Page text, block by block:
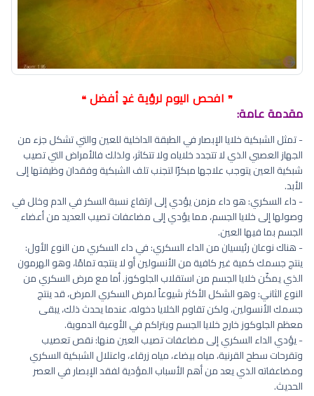
❞ افحص اليوم لرؤية غدٍ أفضل ❝
مقدمة عامة:
- تمثل الشبكية خلايا الإبصار في الطبقة الداخلية للعين والتي تشكل جزء من
الجهاز العصبي الذي لا تتجدد خلاياه ولا تتكاثر، ولذلك فالأمراض التي تصيب
شبكية العين يتوجب علاجها مبكرًا لتجنب تلف الشبكية وفقدان وظيفتها إلى
الأبد.
- داء السكري: هو داء مزمن يؤدي إلى ارتفاع نسبة السكر في الدم وخلل في
وصولها إلى خلايا الجسم، مما يؤدي إلى مضاعفات تصيب العديد من أعضاء
الجسم بما فيها العين.
- هناك نوعان رئيسيان من الداء السكري: في داء السكري من النوع الأول:
ينتج جسمك كمية غير كافية من الأنسولين أو لا ينتجه تمامًا، وهو الهرمون
الذي يمكّن خلايا الجسم من استقلاب الجلوكوز. أما مع مرض السكري من
النوع الثاني: وهو الشكل الأكثر شيوعاً لمرض السكري المرض، قد ينتج
جسمك الأنسولين، ولكن تقاوم الخلايا دخوله، عندما يحدث ذلك، يبقى
معظم الجلوكوز خارج خلايا الجسم ويتراكم في الأوعية الدموية.
- يؤدي الداء السكري إلى مضاعفات تصيب العين منها: نقص تعصيب
وتقرحات سطح القرنية، مياه بيضاء، مياه زرقاء، واعتلال الشبكية السكري
ومضاعفاته الذي يعد من أهم الأسباب المؤدية لفقد الإبصار في العصر
الحديث.